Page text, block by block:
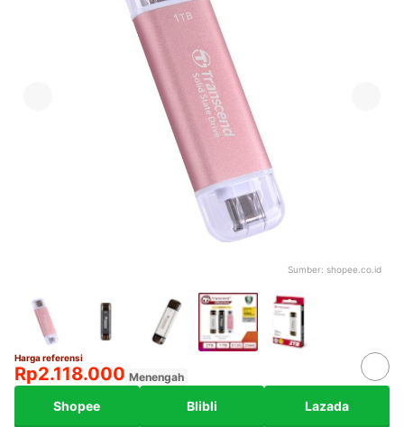
Sumber: shopee.co.id
Harga referensi
Rp2.118.000 Menengah
Shopee Blibli Lazada